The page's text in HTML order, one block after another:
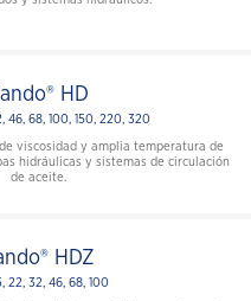
HD
46, 68, 100, 150, 220, 320
viscosidad y amplia temperatura de
hidráulicas y sistemas de circulación
de aceite.
HDZ
22, 32, 46, 68, 100